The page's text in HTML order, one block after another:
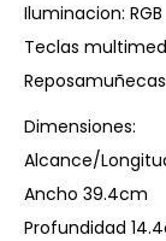
Iluminacion: RGB
Teclas
Dimensiones:
Alcance/
Ancho 39.4cm
Profundidad